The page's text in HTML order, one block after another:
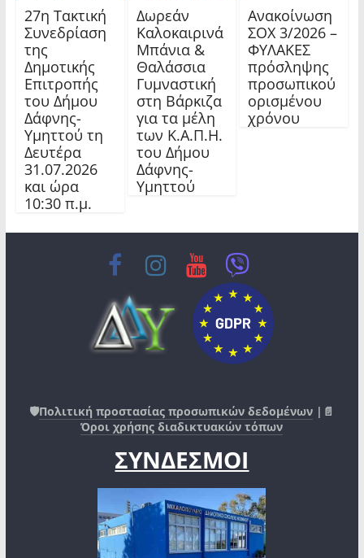
27η Τακτική
Συνεδρίαση
της
Δημοτικής
Επιτροπής
του Δήμου
Δάφνης-
Υμηττού τη
Δευτέρα
31.07.2026
και ώρα
10:30 π.μ.
Δωρεάν
Καλοκαιρινά
Μπάνια &
Θαλάσσια
Γυμναστική
στη Βάρκιζα
για τα μέλη
των Κ.Α.Π.Η.
του Δήμου
Δάφνης-
Υμηττού
Ανακοίνωση
ΣΟΧ 3/2026 –
ΦΥΛΑΚΕΣ
πρόσληψης
προσωπικού
ορισμένου
χρόνου
🛡️Πολιτική προστασίας προσωπικών δεδομένων |📄
Όροι χρήσης διαδικτυακών τόπων
ΣΥΝΔΕΣΜΟΙ